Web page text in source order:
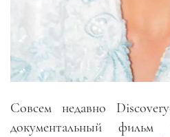
Совсем недавно
документальный фильм